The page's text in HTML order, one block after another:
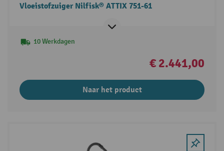
Vloeistofzuiger Nilfisk® ATTIX 751-61
10 Werkdagen
€ 2.441,00
Naar het product